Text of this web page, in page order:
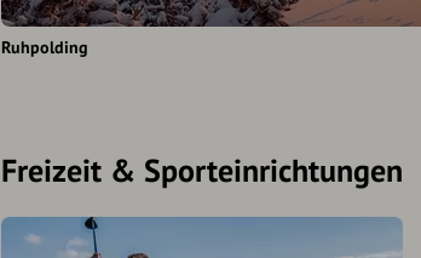
Ruhpolding
Freizeit & Sporteinrichtungen